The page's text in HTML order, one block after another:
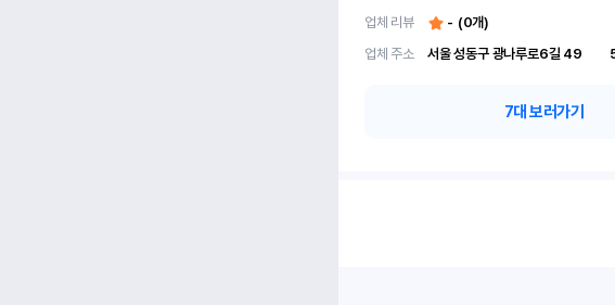
업체 리뷰
- (0개)
업체 주소
7대 보러가기